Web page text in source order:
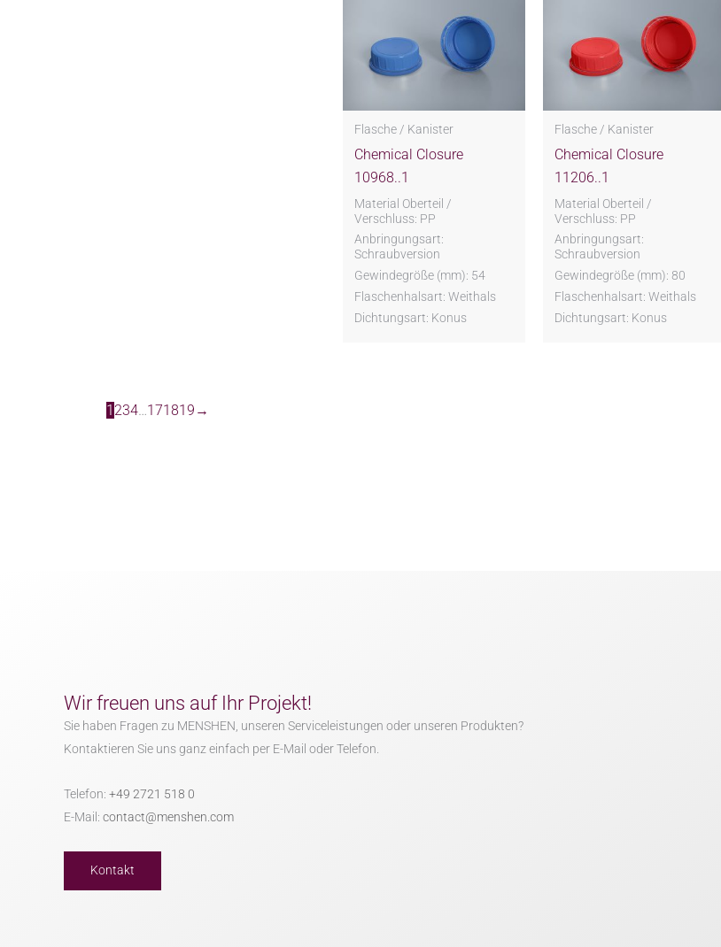
Flasche / Kanister
Chemical Closure
10968..1
Material Oberteil /
Verschluss: PP
Anbringungsart:
Schraubversion
Gewindegröße (mm): 54
Flaschenhalsart: Weithals
Dichtungsart: Konus
Flasche / Kanister
Chemical Closure
11206..1
Material Oberteil /
Verschluss: PP
Anbringungsart:
Schraubversion
Gewindegröße (mm): 80
Flaschenhalsart: Weithals
Dichtungsart: Konus
1 234…171819 →
Wir freuen uns auf Ihr Projekt!
Sie haben Fragen zu MENSHEN, unseren Serviceleistungen oder unseren Produkten?
Kontaktieren Sie uns ganz einfach per E-Mail oder Telefon.
Telefon: +49 2721 518 0
E-Mail: contact@menshen.com
Kontakt